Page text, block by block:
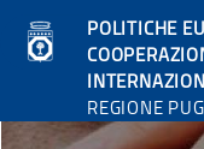
POLITICHE
REGIONE
Home - Politiche